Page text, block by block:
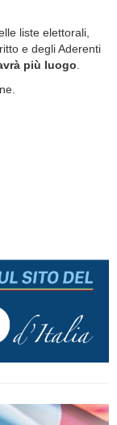
liste elettorali,
e degli Aderenti
più luogo